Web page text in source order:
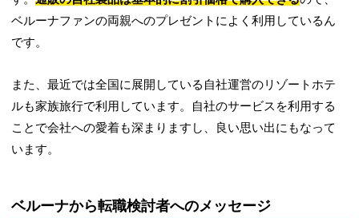
ベルーナファンの両親へのプレゼントによく利用しているん
です。
また、最近では全国に展開している自社運営のリゾートホテ
ルも家族旅行で利用しています。自社のサービスを利用する
ことで会社への愛着も深まりますし、良い思い出にもなって
います。
ベルーナから転職検討者へのメッセージ